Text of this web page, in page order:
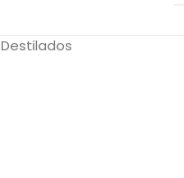
Destilados